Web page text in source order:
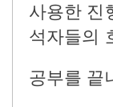
사용한 진
석자들의
공부를 끝